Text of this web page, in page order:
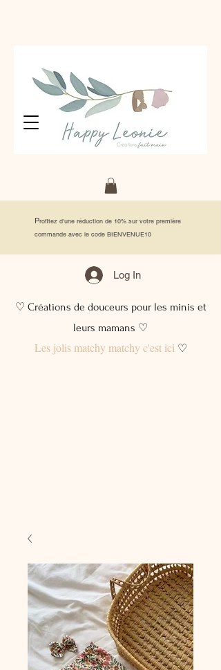
Profitez d'une réduction de 10% sur votre première
commande avec le code BIENVENUE10
Log In
♡ Créations de douceurs pour les minis et
leurs mamans ♡
Les jolis matchy matchy c'est ici♡